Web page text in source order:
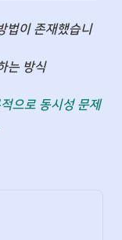
법이 존재했습니
는 방식
으로 동시성 문제